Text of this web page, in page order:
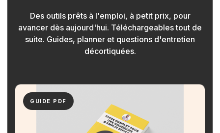
Des outils prêts à l'emploi, à petit prix, pour
avancer dès aujourd'hui. Téléchargeables tout de
suite. Guides, planner et questions d'entretien
décortiquées.
GUIDE PDF